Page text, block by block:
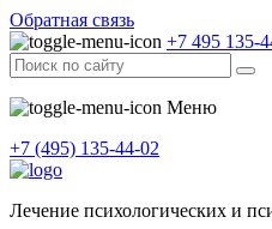
Обратная связь
+7 495 135-
Меню
+7 (495) 135-44-02
Лечение психологических и